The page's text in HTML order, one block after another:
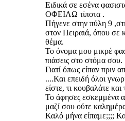
Ειδικά σε εσένα
ΟΦΕΙΛΩ τίποτα .
Πήγενε στην πύλη 9
στον Πειραιά, όπου σε
θέμα.
Το όνομα μου μικρέ
πιάσεις στο στόμα σου.
Γιατί όπως είπαν πριν
....Και επειδή όλοι
είστε, τι κουβαλάτε και
Το άφησες εσκεμμένα
μαζί σου ούτε
Καλό μήνα είπαμε;;;;